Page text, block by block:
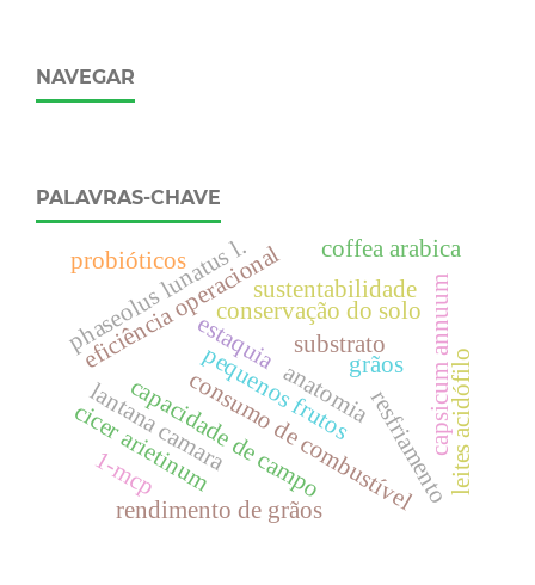
NAVEGAR
PALAVRAS-CHAVE
pequenos frutosgrãos
estaquia
consumo de combustível
capacidade de campo
eficiência operacionalconservação do solo
resfriamento
phaseolus lunatus l. substrato capsicum annuumleites acidófilo
probióticos
lantana camara
cicer arietinum
anatomia
rendimento de grãos
sustentabilidade
coffea arabica
1-mcp